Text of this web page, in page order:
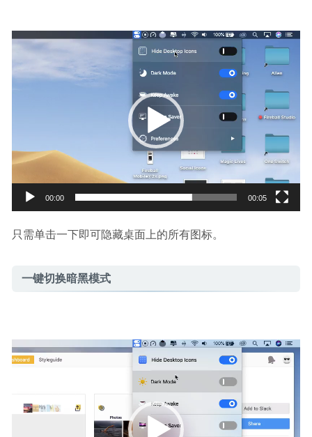
视
播
00:00 00:05
只需单击一下即可隐藏桌面上的所有图标。
一键切换暗黑模式
视
频